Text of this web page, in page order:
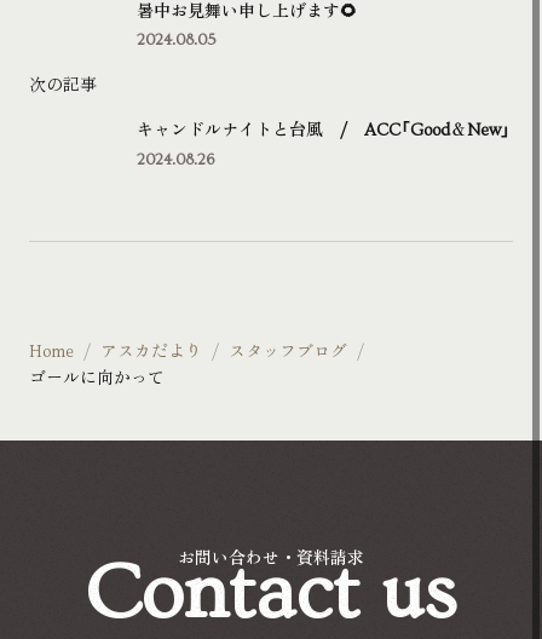
暑中お見舞い申し上げます🌻
2024.08.05
次の記事
キャンドルナイトと台風 / ACC「Good＆New」
2024.08.26
Home アスカだより
スタッフブログ
ゴールに向かって
お問い合わせ・資料請求
Contact us